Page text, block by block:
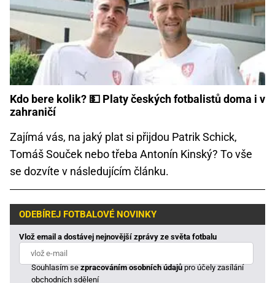
Kdo bere kolik? 💵 Platy českých fotbalistů doma i v
zahraničí
Zajímá vás, na jaký plat si přijdou Patrik Schick,
Tomáš Souček nebo třeba Antonín Kinský? To vše
se dozvíte v následujícím článku.
ODEBÍREJ FOTBALOVÉ NOVINKY
Vlož email a dostávej nejnovější zprávy ze světa fotbalu
Souhlasím sezpracováním osobních údajůpro účely zasílání
obchodních sdělení